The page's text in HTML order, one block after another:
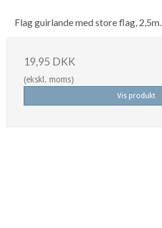
Flag guirlande med store flag, 2,5m.
19,95 DKK
(ekskl. moms)
Vis produkt